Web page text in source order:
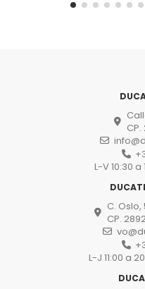
L-V 10:30 a
C. Oslo,
CP.
L-J 11:00 a